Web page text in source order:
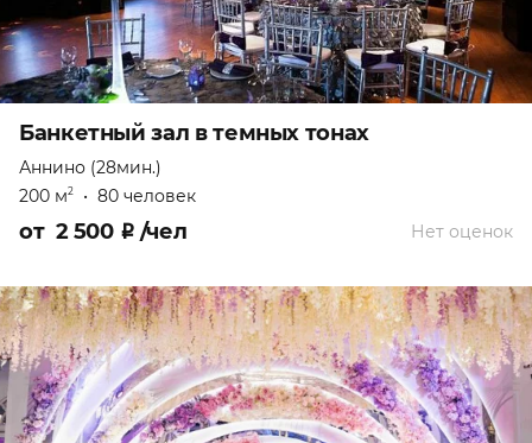
Банкетный зал в темных тонах
Аннино (28мин.)
200 м2 • 80 человек
Нет оценок
от 2 500 ₽ /чел